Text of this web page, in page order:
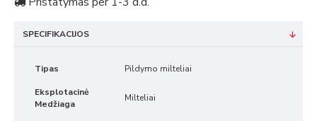
SPECIFIKACIJOS
Tipas Pildymo milteliai
Eksplotacinė
Medžiaga
Milteliai